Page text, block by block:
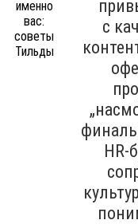
с
HR-